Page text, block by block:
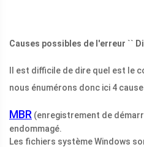
Causes possibles de l'erreur ``
Il est difficile de dire quel est le
nous énumérons donc ici 4
MBR (enregistrement de
endommagé.
Les fichiers système Windows